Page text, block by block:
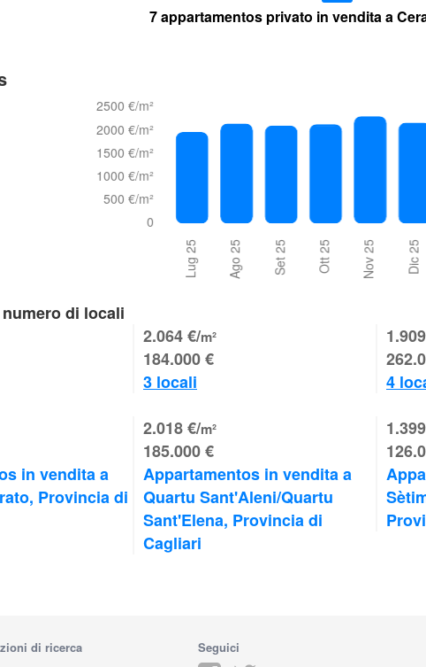
7 appartamentos privato in vendita a
di locali
184.000 €
2.064 €/m²
3 locali 4
in vendita a
Provincia di
185.000 €
2.018 €/m²
Appartamentos in vendita a
Quartu Sant'Aleni/Quartu
Sant'Elena, Provincia di
Cagliari
di ricerca Seguici